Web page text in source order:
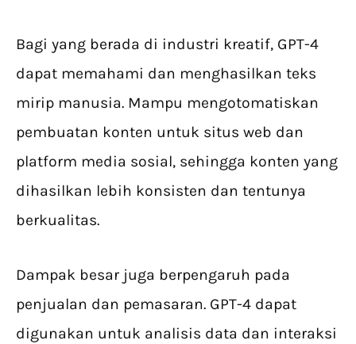
Bagi yang berada di industri kreatif, GPT-4
dapat memahami dan menghasilkan teks
mirip manusia. Mampu mengotomatiskan
pembuatan konten untuk situs web dan
platform media sosial, sehingga konten yang
dihasilkan lebih konsisten dan tentunya
berkualitas.
Dampak besar juga berpengaruh pada
penjualan dan pemasaran. GPT-4 dapat
digunakan untuk analisis data dan interaksi